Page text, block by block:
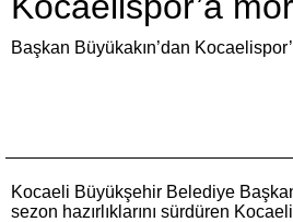
Başkan Büyükakın’dan
Kocaeli Büyükşehir Belediye
sezon hazırlıklarını sürdüren